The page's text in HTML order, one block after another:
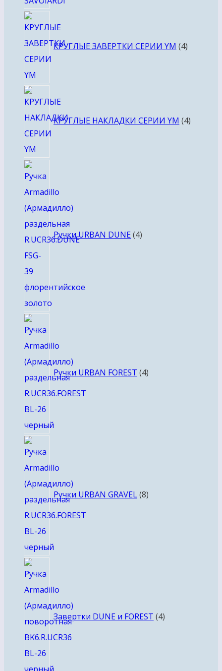
КРУГЛЫЕ ЗАВЕРТКИ СЕРИИ YM 4
КРУГЛЫЕ НАКЛАДКИ СЕРИИ YM 4
Ручки URBAN DUNE 4
Ручки URBAN FOREST 4
Ручки URBAN GRAVEL 8
Завертки DUNE и FOREST 4